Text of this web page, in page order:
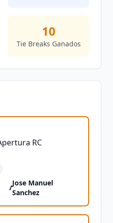
10
Tie Breaks Ganados
RC
/
Jose Manuel
Sanchez